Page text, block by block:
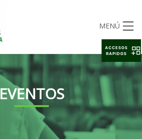
MENÚ
EVENTOS
ACCESOS
RAPIDOS